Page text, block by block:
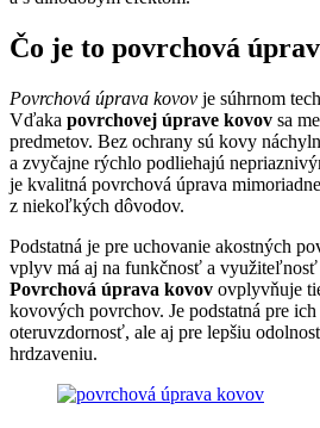
Čo je to povrchová
Povrchová úprava kovov je súhrnom
Vďaka povrchovej úprave kovov sa
predmetov. Bez ochrany sú kovy
a zvyčajne rýchlo podliehajú
je kvalitná povrchová úprava
z niekoľkých dôvodov.
Podstatná je pre uchovanie akostných
vplyv má aj na funkčnosť a
Povrchová úprava kovov ovplyvňuje
kovových povrchov. Je podstatná pre
oteruvzdornosť, ale aj pre lepšiu
hrdzaveniu.